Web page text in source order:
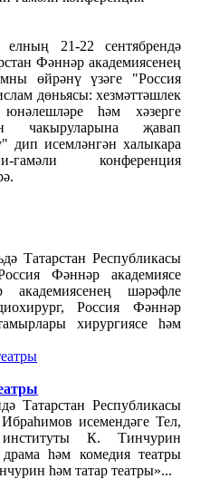
елның 21-22 сентябрендә
Фәннәр академиясенең
өйрәнү үзәге "Россия
дөньясы: хезмәттәшлек
һәм хәзерге
чакыруларына җавап
дип исемләнгән халыкара
гамәли конференция
Татарстан Республикасы
Фәннәр академиясе
шәрәфле
Россия Фәннәр
хирургиясе һәм
Татарстан Республикасы
исемендәге Тел,
К. Тинчурин
драма һәм комедия театры
һәм татар театры»...